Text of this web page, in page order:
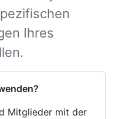
Ihres
Mitglieder mit der